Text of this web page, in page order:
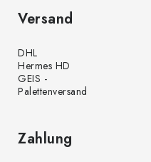
Versand
DHL
Hermes HD
GEIS -
Palettenversand
Zahlung